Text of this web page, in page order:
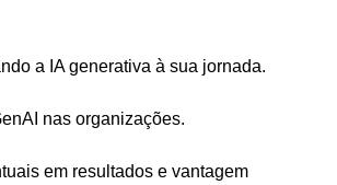
a IA generativa à sua jornada.
nas organizações.
em resultados e vantagem